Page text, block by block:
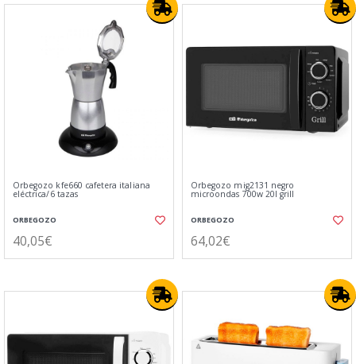
Orbegozo kfe660 cafetera italiana
eléctrica/6 tazas
ORBEGOZO
40,05€
Orbegozo mig2131 negro
microondas 700w 20l grill
ORBEGOZO
64,02€